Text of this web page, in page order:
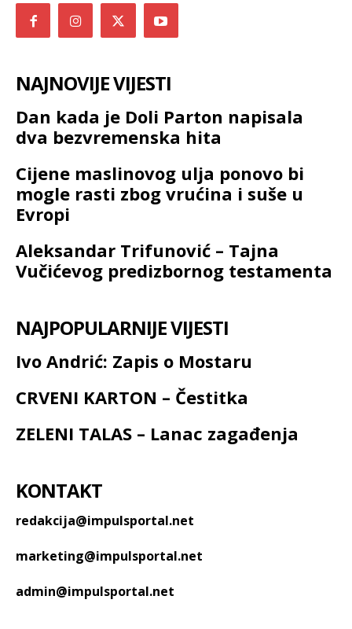
NAJNOVIJE VIJESTI
Dan kada je Doli Parton napisala
dva bezvremenska hita
Cijene maslinovog ulja ponovo bi
mogle rasti zbog vrućina i suše u
Evropi
Aleksandar Trifunović – Tajna
Vučićevog predizbornog testamenta
NAJPOPULARNIJE VIJESTI
Ivo Andrić: Zapis o Mostaru
CRVENI KARTON – Čestitka
ZELENI TALAS – Lanac zagađenja
KONTAKT
redakcija@impulsportal.net
marketing@impulsportal.net
admin@impulsportal.net